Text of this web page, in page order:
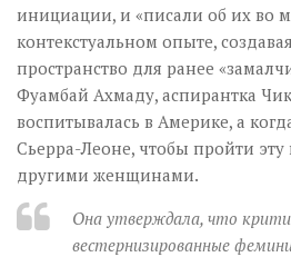
инициации, и «писали об их во
контекстуальном опыте,
пространство для ранее
Фуамбай Ахмаду, аспирантка
воспитывалась в Америке, а
Сьерра-Леоне, чтобы пройти эту
другими женщинами.
Она утверждала, что
вестернизированные